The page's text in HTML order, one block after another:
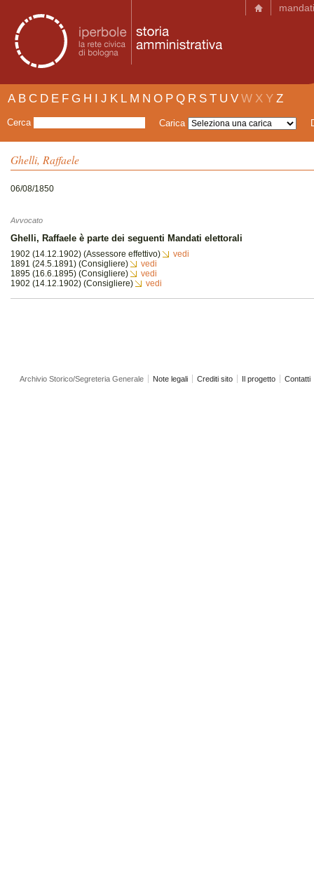
mandati
A B C D E F G H I J K L M N O P Q R S T U V W X Y Z
Cerca Carica
Ghelli, Raffaele
06/08/1850
Avvocato
Ghelli, Raffaele è parte dei seguenti Mandati elettorali
1902 (14.12.1902) (Assessore effettivo)
vedi
1891 (24.5.1891) (Consigliere)
vedi
1895 (16.6.1895) (Consigliere)
vedi
1902 (14.12.1902) (Consigliere)
vedi
Archivio Storico/Segreteria Generale Note legali Crediti sito Il progetto Contatti